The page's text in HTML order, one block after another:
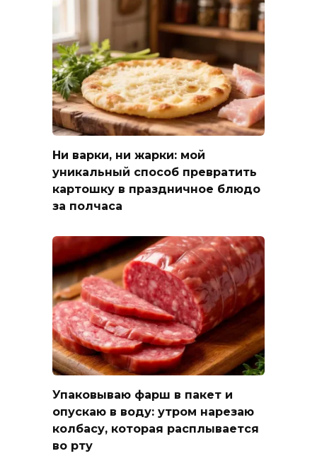
Ни варки, ни жарки: мой
уникальный способ превратить
картошку в праздничное блюдо
за полчаса
Упаковываю фарш в пакет и
опускаю в воду: утром нарезаю
колбасу, которая расплывается
во рту